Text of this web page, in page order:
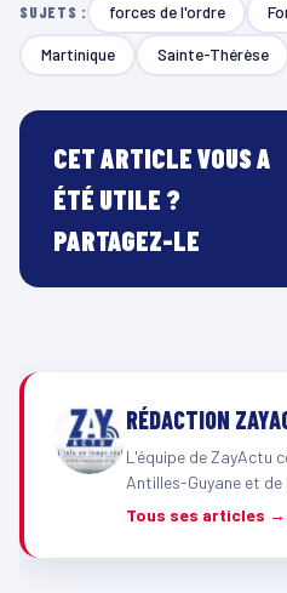
SUJETS : forces de l'ordre
Martinique Sainte-Thérèse
CET ARTICLE VOUS A
ÉTÉ UTILE ?
PARTAGEZ-LE
RÉDACTION
L'équipe de ZayActu
Antilles-Guyane et
Tous ses articles →